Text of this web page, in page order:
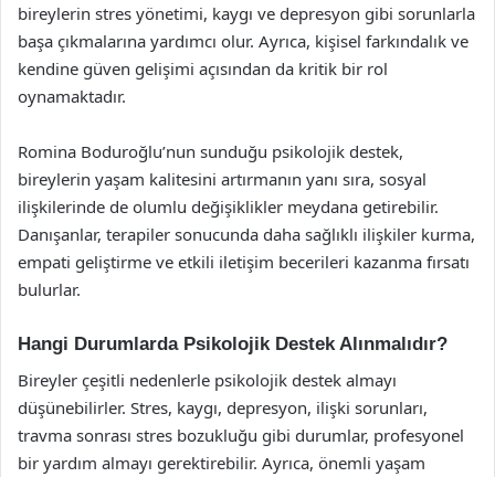
bireylerin stres yönetimi, kaygı ve depresyon gibi sorunlarla
başa çıkmalarına yardımcı olur. Ayrıca, kişisel farkındalık ve
kendine güven gelişimi açısından da kritik bir rol
oynamaktadır.
Romina Boduroğlu’nun sunduğu psikolojik destek,
bireylerin yaşam kalitesini artırmanın yanı sıra, sosyal
ilişkilerinde de olumlu değişiklikler meydana getirebilir.
Danışanlar, terapiler sonucunda daha sağlıklı ilişkiler kurma,
empati geliştirme ve etkili iletişim becerileri kazanma fırsatı
bulurlar.
Hangi Durumlarda Psikolojik Destek Alınmalıdır?
Bireyler çeşitli nedenlerle psikolojik destek almayı
düşünebilirler. Stres, kaygı, depresyon, ilişki sorunları,
travma sonrası stres bozukluğu gibi durumlar, profesyonel
bir yardım almayı gerektirebilir. Ayrıca, önemli yaşam